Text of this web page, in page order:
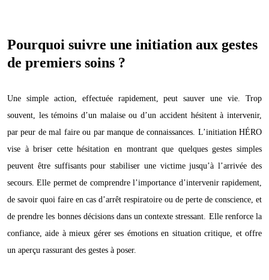
Pourquoi suivre une initiation aux gestes
de premiers soins ?
Une simple action, effectuée rapidement, peut sauver une vie. Trop
souvent, les témoins d’un malaise ou d’un accident hésitent à intervenir,
par peur de mal faire ou par manque de connaissances. L’initiation HÉRO
vise à briser cette hésitation en montrant que quelques gestes simples
peuvent être suffisants pour stabiliser une victime jusqu’à l’arrivée des
secours. Elle permet de comprendre l’importance d’intervenir rapidement,
de savoir quoi faire en cas d’arrêt respiratoire ou de perte de conscience, et
de prendre les bonnes décisions dans un contexte stressant. Elle renforce la
confiance, aide à mieux gérer ses émotions en situation critique, et offre
un aperçu rassurant des gestes à poser.